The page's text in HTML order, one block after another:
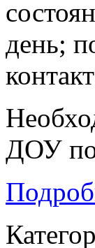
день;
ДОУ